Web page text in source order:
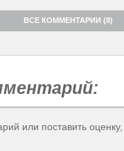
ВСЕ КОММЕНТАРИИ (8)
или поставить